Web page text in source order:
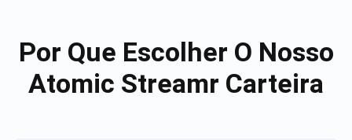
Por Que Escolher O Nosso
Atomic Streamr Carteira